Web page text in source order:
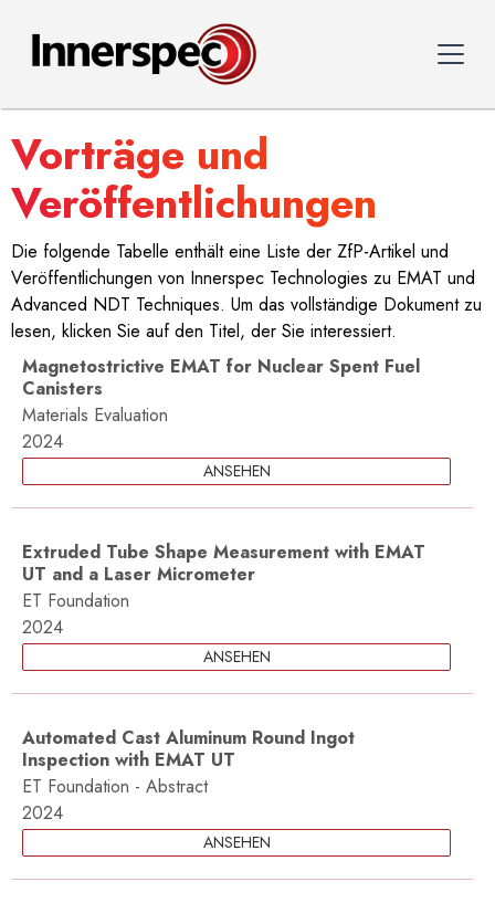
Vorträge und
Veröffentlichungen
Die folgende Tabelle enthält eine Liste der ZfP-Artikel und
Veröffentlichungen von Innerspec Technologies zu EMAT und
Advanced NDT Techniques. Um das vollständige Dokument zu
lesen, klicken Sie auf den Titel, der Sie interessiert.
Magnetostrictive EMAT for Nuclear Spent Fuel
Canisters
Materials Evaluation
2024
ANSEHEN
Extruded Tube Shape Measurement with EMAT
UT and a Laser Micrometer
ET Foundation
2024
ANSEHEN
Automated Cast Aluminum Round Ingot
Inspection with EMAT UT
ET Foundation - Abstract
2024
ANSEHEN